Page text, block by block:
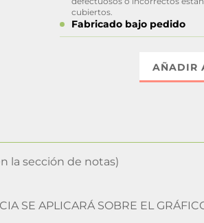
cubiertos.
Fabricado bajo pedido
AÑADIR
la sección de notas)
SE APLICARÁ SOBRE EL